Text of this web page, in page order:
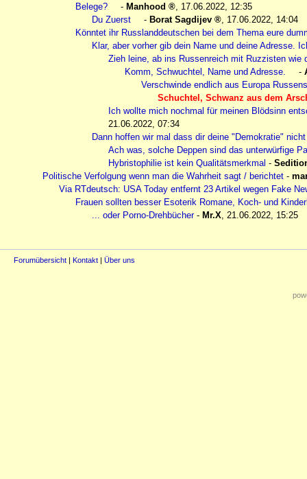
Belege?
- Manhood
17.06.2022, 12:35
Du Zuerst
- Borat Sagdijev
17.06.2022, 14:04
Könntet ihr Russlanddeutschen bei dem Thema eure
Klar, aber vorher gib dein Name und deine Adresse.
Zieh leine, ab ins Russenreich mit Ruzzisten wie
Komm, Schwuchtel, Name und Adresse.
-
Verschwinde endlich aus Europa
Schuchtel, Schwanz aus dem
Ich wollte mich nochmal für meinen Blödsinn
21.06.2022, 07:34
Dann hoffen wir mal dass dir deine "Demokratie"
Ach was, solche Deppen sind das unterwürfige
Hybristophilie ist kein Qualitätsmerkmal -
Politische Verfolgung wenn man die Wahrheit sagt / berichtet -
Via RTdeutsch: USA Today entfernt 23 Artikel wegen Fake
Frauen sollten besser Esoterik Romane, Koch- und
... oder Porno-Drehbücher- Mr.X 21.06.2022, 15:25
Forumübersicht | Kontakt | Über uns